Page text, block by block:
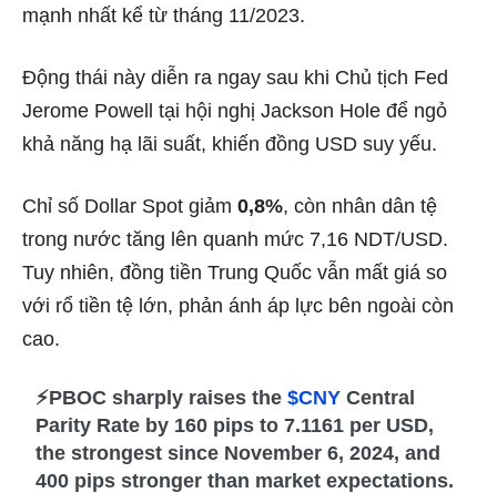
mạnh nhất kể từ tháng 11/2023.
Động thái này diễn ra ngay sau khi Chủ tịch Fed
Jerome Powell tại hội nghị Jackson Hole để ngỏ
khả năng hạ lãi suất, khiến đồng USD suy yếu.
Chỉ số Dollar Spot giảm 0,8%, còn nhân dân tệ
trong nước tăng lên quanh mức 7,16 NDT/USD.
Tuy nhiên, đồng tiền Trung Quốc vẫn mất giá so
với rổ tiền tệ lớn, phản ánh áp lực bên ngoài còn
cao.
⚡PBOC sharply raises the$CNY Central
Parity Rate by 160 pips to 7.1161 per USD,
the strongest since November 6, 2024, and
400 pips stronger than market expectations.